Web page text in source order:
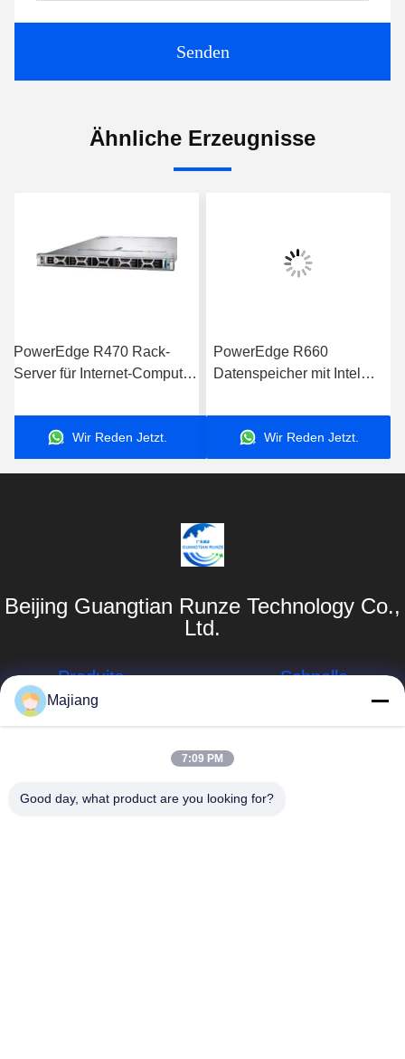
Senden
Ähnliche Erzeugnisse
PowerEdge R470 Rack-
Server für Internet-Computer-
Server
Wir Reden Jetzt.
PowerEdge R660
Datenspeicher mit Intel
Geschäftsanwendungen
Wir Reden Jetzt.
Beijing Guangtian Runze Technology Co.,
Ltd.
Produits
Server Dells GPU
Server Lenovo
18910255277
Schnelle
Majiang
7:09 PM
Good day, what product are you looking for?